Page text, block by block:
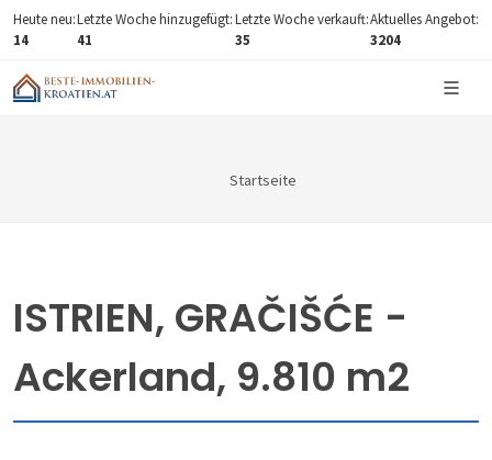
Heute neu:
14
Letzte Woche hinzugefügt:
41
Letzte Woche verkauft:
35
Aktuelles Angebot:
3204
Startseite
ISTRIEN, GRAČIŠĆE -
Ackerland, 9.810 m2